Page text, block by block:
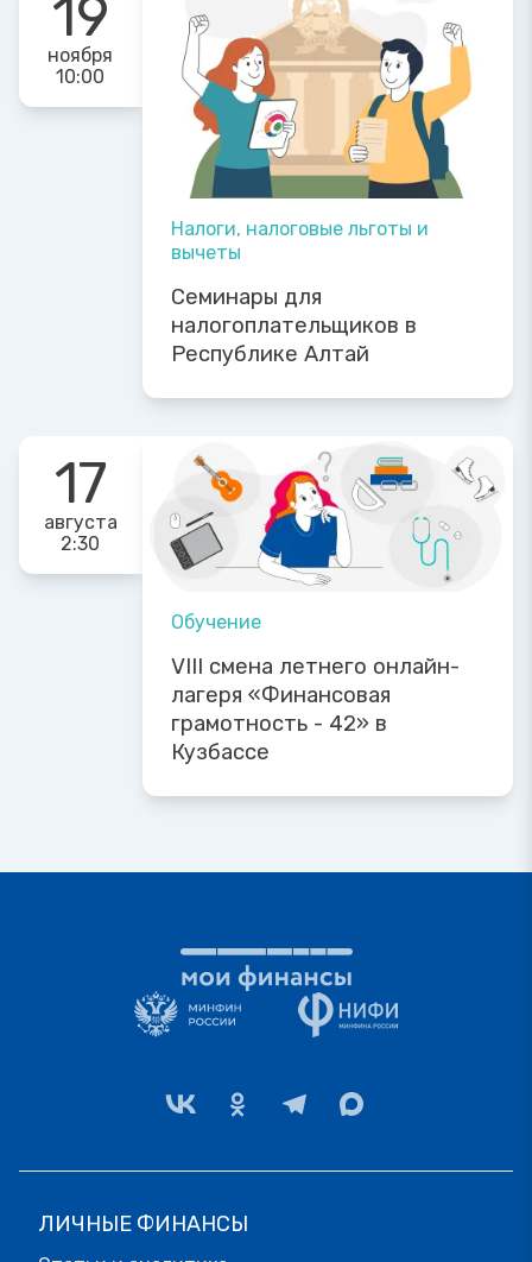
19
ноября
10:00
Налоги, налоговые льготы и
вычеты
Семинары для
налогоплательщиков в
Республике Алтай
17
августа
2:30
Обучение
VIII смена летнего онлайн-
лагеря «Финансовая
грамотность - 42» в
Кузбассе
ЛИЧНЫЕ ФИНАНСЫ